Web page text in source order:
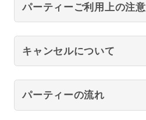
パーティーご利用上の注意
キャンセルについて
パーティーの流れ